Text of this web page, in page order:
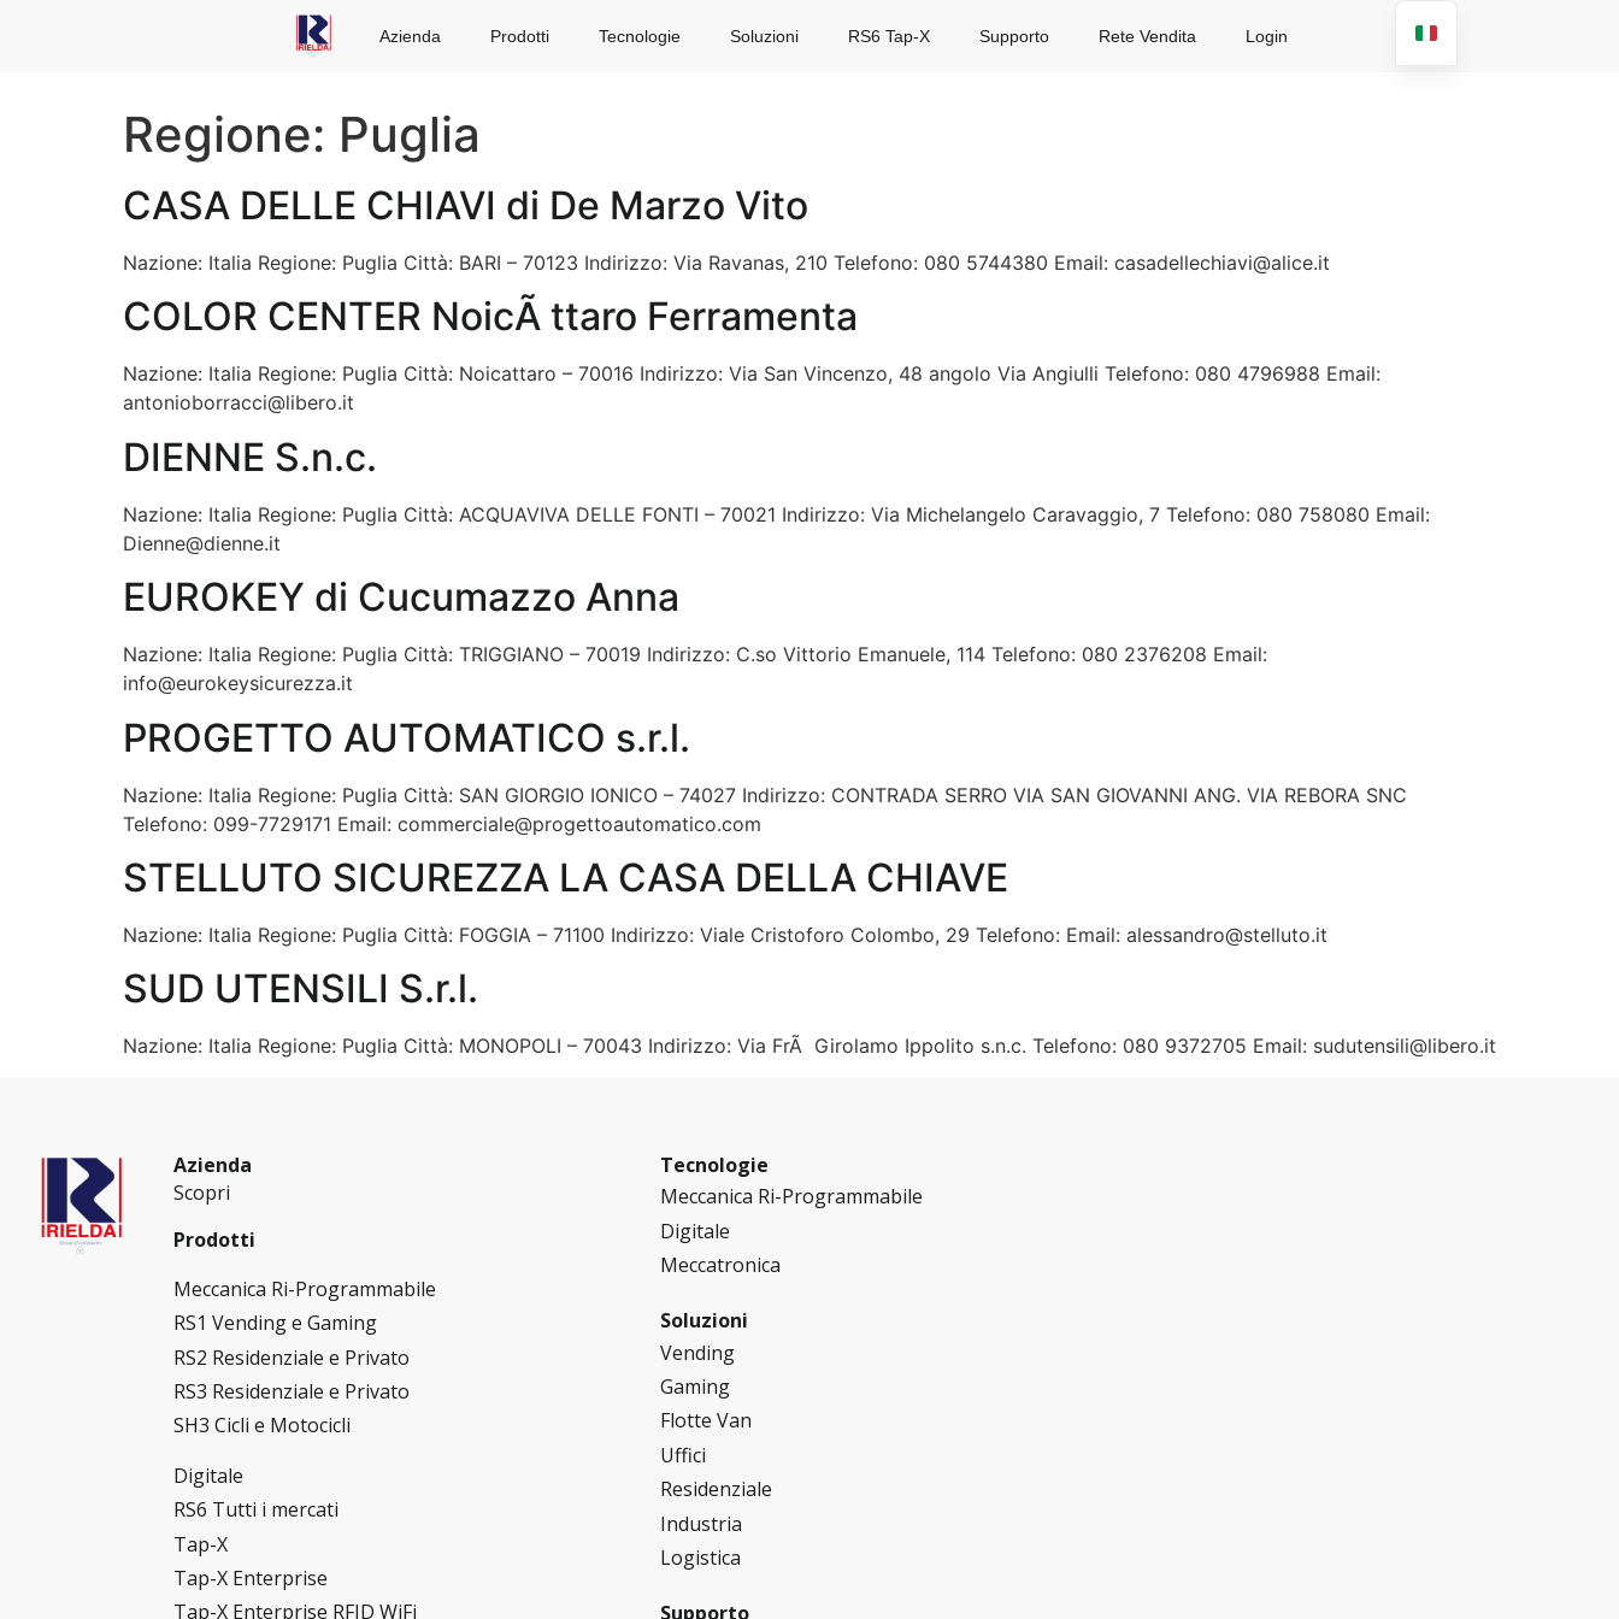
Azienda Prodotti Tecnologie Soluzioni RS6 Tap-X Supporto Rete Vendita Login
Regione: Puglia
CASA DELLE CHIAVI di De Marzo Vito
Nazione: Italia Regione: Puglia Città: BARI – 70123 Indirizzo: Via Ravanas, 210 Telefono: 080 5744380 Email: casadellechiavi@alice.it
COLOR CENTER NoicÃ ttaro Ferramenta
Nazione: Italia Regione: Puglia Città: Noicattaro – 70016 Indirizzo: Via San Vincenzo, 48 angolo Via Angiulli Telefono: 080 4796988 Email:
antonioborracci@libero.it
DIENNE S.n.c.
Nazione: Italia Regione: Puglia Città: ACQUAVIVA DELLE FONTI – 70021 Indirizzo: Via Michelangelo Caravaggio, 7 Telefono: 080 758080 Email:
Dienne@dienne.it
EUROKEY di Cucumazzo Anna
Nazione: Italia Regione: Puglia Città: TRIGGIANO – 70019 Indirizzo: C.so Vittorio Emanuele, 114 Telefono: 080 2376208 Email:
info@eurokeysicurezza.it
PROGETTO AUTOMATICO s.r.l.
Nazione: Italia Regione: Puglia Città: SAN GIORGIO IONICO – 74027 Indirizzo: CONTRADA SERRO VIA SAN GIOVANNI ANG. VIA REBORA SNC
Telefono: 099-7729171 Email: commerciale@progettoautomatico.com
STELLUTO SICUREZZA LA CASA DELLA CHIAVE
Nazione: Italia Regione: Puglia Città: FOGGIA – 71100 Indirizzo: Viale Cristoforo Colombo, 29 Telefono: Email: alessandro@stelluto.it
SUD UTENSILI S.r.l.
Nazione: Italia Regione: Puglia Città: MONOPOLI – 70043 Indirizzo: Via FrÃ Girolamo Ippolito s.n.c. Telefono: 080 9372705 Email: sudutensili@libero.it
Azienda
Scopri
Prodotti
Meccanica Ri-Programmabile
RS1 Vending e Gaming
RS2 Residenziale e Privato
RS3 Residenziale e Privato
SH3 Cicli e Motocicli
Digitale
RS6 Tutti i mercati
Tap-X
Tap-X Enterprise
Tap-X Enterprise RFID WiFi
Tecnologie
Meccanica Ri-Programmabile
Digitale
Meccatronica
Soluzioni
Vending
Gaming
Flotte Van
Uffici
Residenziale
Industria
Logistica
Supporto